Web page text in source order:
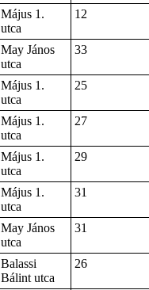
Május 1.
utca
12
May János
utca
33
Május 1.
utca
25
Május 1.
utca
27
Május 1.
utca
29
Május 1.
utca
31
May János
utca
31
Balassi
Bálint utca
26